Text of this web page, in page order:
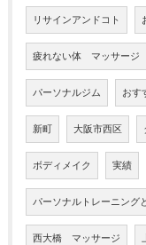
リサインアンドコト
疲れない体 マッサージ
パーソナルジム おす
新町 大阪市西区
ボディメイク 実績
パーソナルトレーニング
西大橋 マッサージ